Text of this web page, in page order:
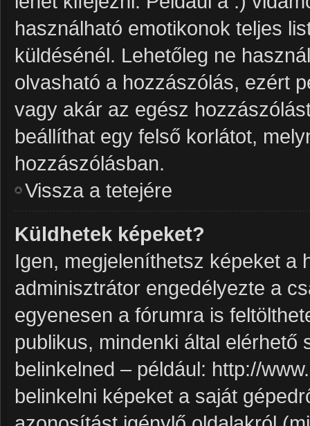
használható emotikonok teljes
küldésénél. Lehetőleg ne
olvasható a hozzászólás, ezért
vagy akár az egész
beállíthat egy felső korlátot,
hozzászólásban.
Vissza a tetejére
Küldhetek képeket?
Igen, megjeleníthetsz képeket a
adminisztrátor engedélyezte a
egyenesen a fórumra is
publikus, mindenki által
belinkelned – például: http://
belinkelni képeket a saját